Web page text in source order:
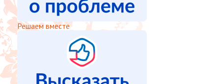
Решаем вместе